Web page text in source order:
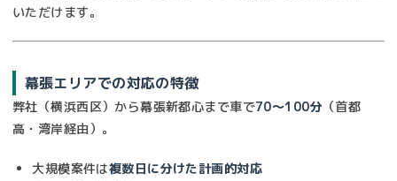
いただけます。
幕張エリアでの対応の特徴
弊社（横浜西区）から幕張新都心まで車で70〜100分 （首都
高・湾岸経由）。
大規模案件は複数日に分けた計画的対応